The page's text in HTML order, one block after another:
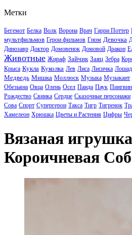
Метки
Бегемот Белка Волк Ворона Врач Гарри Поттер
мультфильмов Герои фильмов Гном Девочка
Динозавр Доктор Домовенок Домовой Дракон
Животные Жираф Зайчик Заяц Зебра
Крыса Кукла Куколка Лев Лиса Лисичка
Медведь Мишка Моллюск Музыка Музыкант
Обезьяна Овца Олень Осел Панда Паук Пингвин
Рождество Свинка Сердце Сказочные персонажи
Сова Спорт Супергерои Такса Тигр Тигренок
Хамелеон Хрюшка Цветы и Растения Цифры
Вязаная игрушка
Короичневая